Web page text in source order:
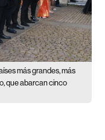
más grandes, más
que abarcan cinco